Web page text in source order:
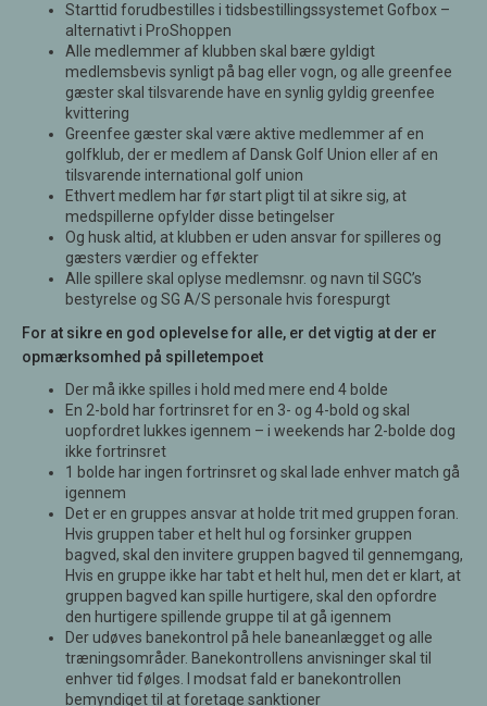
Starttid forudbestilles i tidsbestillingssystemet Gofbox –
alternativt i ProShoppen
Alle medlemmer af klubben skal bære gyldigt
medlemsbevis synligt på bag eller vogn, og alle greenfee
gæster skal tilsvarende have en synlig gyldig greenfee
kvittering
Greenfee gæster skal være aktive medlemmer af en
golfklub, der er medlem af Dansk Golf Union eller af en
tilsvarende international golf union
Ethvert medlem har før start pligt til at sikre sig, at
medspillerne opfylder disse betingelser
Og husk altid, at klubben er uden ansvar for spilleres og
gæsters værdier og effekter
Alle spillere skal oplyse medlemsnr. og navn til SGC’s
bestyrelse og SG A/S personale hvis forespurgt
For at sikre en god oplevelse for alle, er det vigtig at der er
opmærksomhed på spilletempoet
Der må ikke spilles i hold med mere end 4 bolde
En 2-bold har fortrinsret for en 3- og 4-bold og skal
uopfordret lukkes igennem – i weekends har 2-bolde dog
ikke fortrinsret
1 bolde har ingen fortrinsret og skal lade enhver match gå
igennem
Det er en gruppes ansvar at holde trit med gruppen foran.
Hvis gruppen taber et helt hul og forsinker gruppen
bagved, skal den invitere gruppen bagved til gennemgang,
Hvis en gruppe ikke har tabt et helt hul, men det er klart, at
gruppen bagved kan spille hurtigere, skal den opfordre
den hurtigere spillende gruppe til at gå igennem
Der udøves banekontrol på hele baneanlægget og alle
træningsområder. Banekontrollens anvisninger skal til
enhver tid følges. I modsat fald er banekontrollen
bemyndiget til at foretage sanktioner